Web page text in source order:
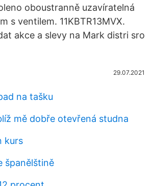
oboustranně uzavíratelná
s ventilem. 11KBTR13MVX.
akce a slevy na Mark distri sro
29.07.2021
na tašku
mě dobře otevřená studna
kurs
španělštině